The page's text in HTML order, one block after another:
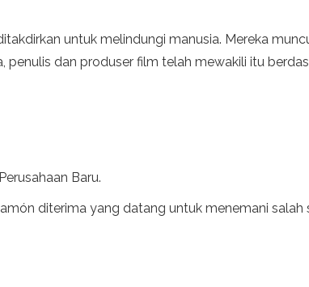
untuk melindungi manusia. Mereka
dan produser film telah mewakili itu
Baru.
diterima yang datang untuk menemani salah